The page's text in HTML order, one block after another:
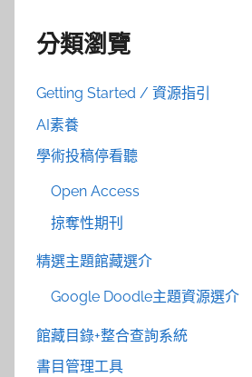
分類瀏覽
Getting Started / 資源指引
AI素養
學術投稿停看聽
Open Access
掠奪性期刊
精選主題館藏選介
Google Doodle主題資源選介
館藏目錄+整合查詢系統
書目管理工具